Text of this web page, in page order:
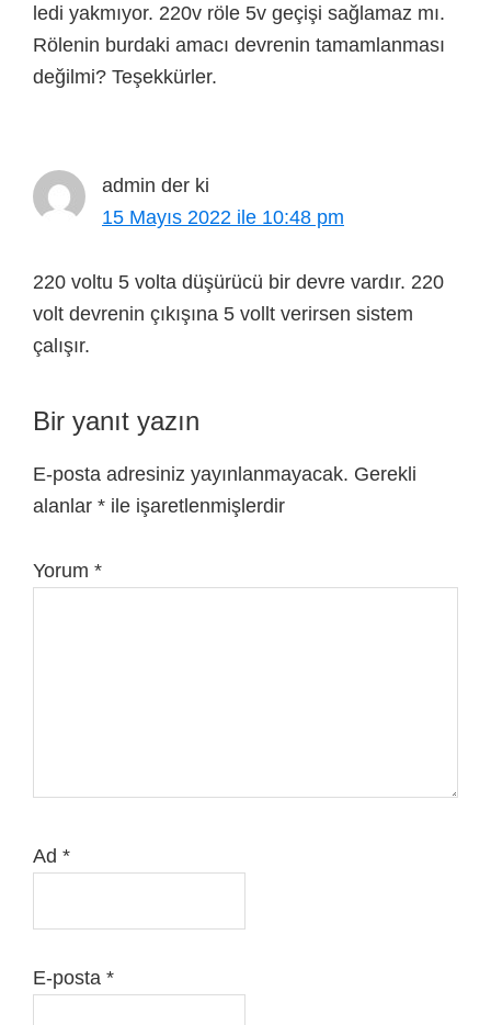
ledi yakmıyor. 220v röle 5v geçişi sağlamaz mı.
Rölenin burdaki amacı devrenin tamamlanması
değilmi? Teşekkürler.
admin der ki
15 Mayıs 2022 ile 10:48 pm
220 voltu 5 volta düşürücü bir devre vardır. 220
volt devrenin çıkışına 5 vollt verirsen sistem
çalışır.
Bir yanıt yazın
E-posta adresiniz yayınlanmayacak. Gerekli
alanlar * ile işaretlenmişlerdir
Yorum *
Ad *
E-posta *